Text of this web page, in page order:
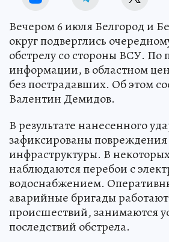
Вечером 6 июля Белгород и
округ подверглись
обстрелу со стороны ВСУ. По
информации, в областном
без пострадавших. Об этом
Валентин Демидов.
В результате нанесенного
зафиксированы повреждения
инфраструктуры. В
наблюдаются перебои с
водоснабжением.
аварийные бригады
происшествий, занимаются
последствий обстрела.